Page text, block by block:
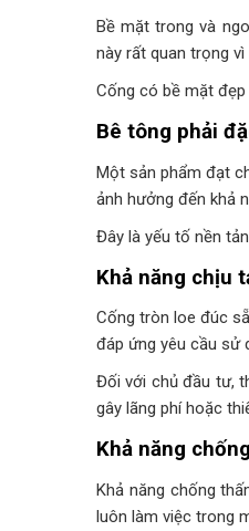
Bề mặt trong và
này rất quan trọng
Cống có bề mặt
Bê tông phải
Một sản phẩm đạt
ảnh hưởng đến khả
Đây là yếu tố nền
Khả năng chịu
Cống tròn loe đúc
đáp ứng yêu cầu sử
Đối với chủ đầu tư,
gây lãng phí hoặc
Khả năng
Khả năng chống
luôn làm việc trong